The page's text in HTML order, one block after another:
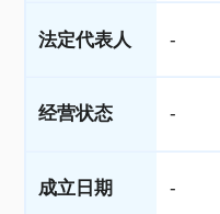
法定代表人 -
经营状态 -
成立日期 -